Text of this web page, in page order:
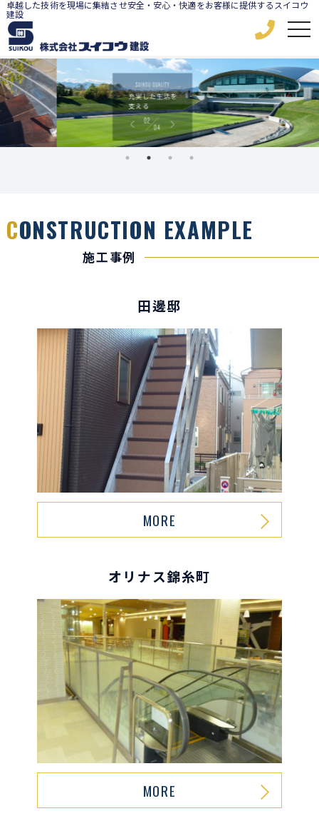
卓越した技術を現場に集結させ安全・安心・快適をお客様に提供するスイコウ
建設
CONSTRUCTION EXAMPLE
施工事例
田邊邸
MORE
オリナス錦糸町
MORE